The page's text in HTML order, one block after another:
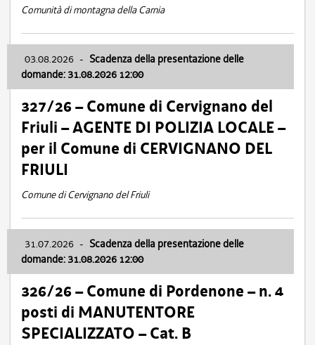
Comunità di montagna della Carnia
03.08.2026 - Scadenza della presentazione delle
domande: 31.08.2026 12:00
327/26 – Comune di Cervignano del
Friuli – AGENTE DI POLIZIA LOCALE –
per il Comune di CERVIGNANO DEL
FRIULI
Comune di Cervignano del Friuli
31.07.2026 - Scadenza della presentazione delle
domande: 31.08.2026 12:00
326/26 – Comune di Pordenone – n. 4
posti di MANUTENTORE
SPECIALIZZATO – Cat. B